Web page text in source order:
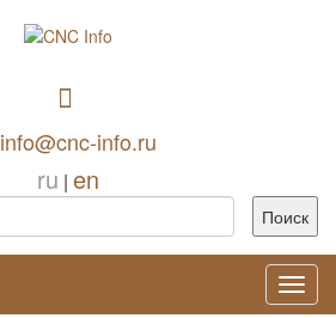
info@cnc-info.ru
ru | en